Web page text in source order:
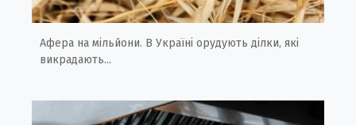
Афера на мільйони. В Україні орудують ділки, які
викрадають...